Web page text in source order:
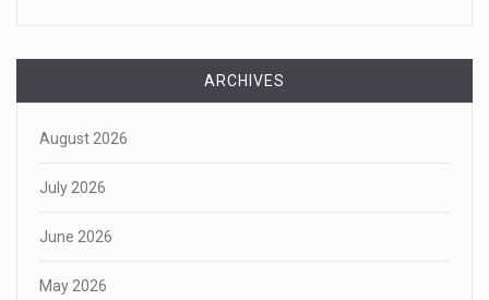
ARCHIVES
August 2026
July 2026
June 2026
May 2026